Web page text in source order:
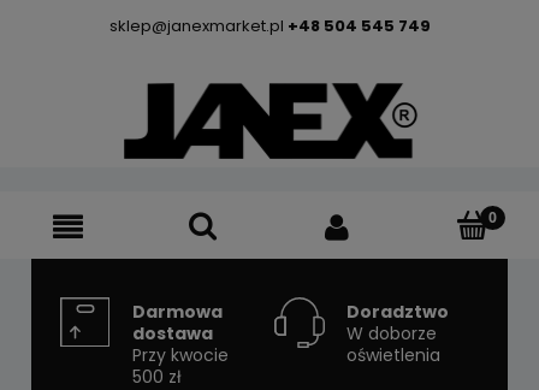
sklep@janexmarket.pl +48 504 545 749
Darmowa
dostawa
Przy kwocie
500 zł
Doradztwo
W doborze
oświetlenia